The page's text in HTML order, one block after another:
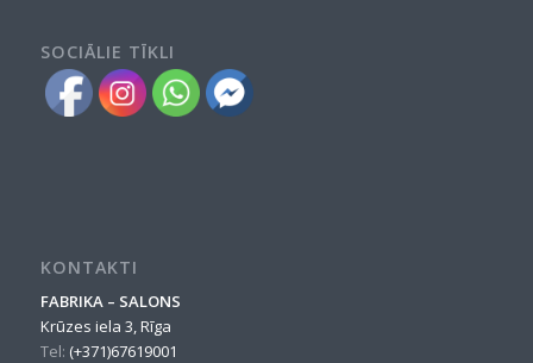
SOCIĀLIE TĪKLI
KONTAKTI
FABRIKA – SALONS
Krūzes iela 3, Rīga
Tel: (+371)67619001